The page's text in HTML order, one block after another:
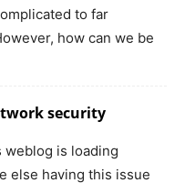
to far
how can we be
security
weblog is loading
else having this issue